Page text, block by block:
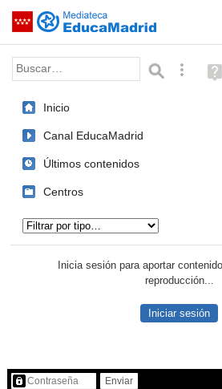
Saltar navegación
Palabra o frase: Búsqueda
(en
Inicio
Canal EducaMadrid
Últimos contenidos
Centros
Inicia sesión para aportar
reproducción...
Iniciar sesión
Contenido protegido…